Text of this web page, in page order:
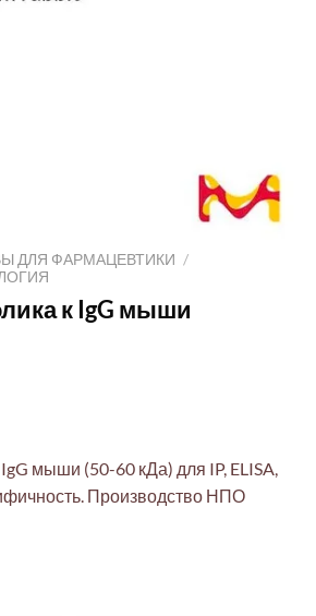
ДЛЯ ФАРМАЦЕВТИКИ /
к IgG мыши
мыши (50-60 кДа) для IP, ELISA,
Производство НПО